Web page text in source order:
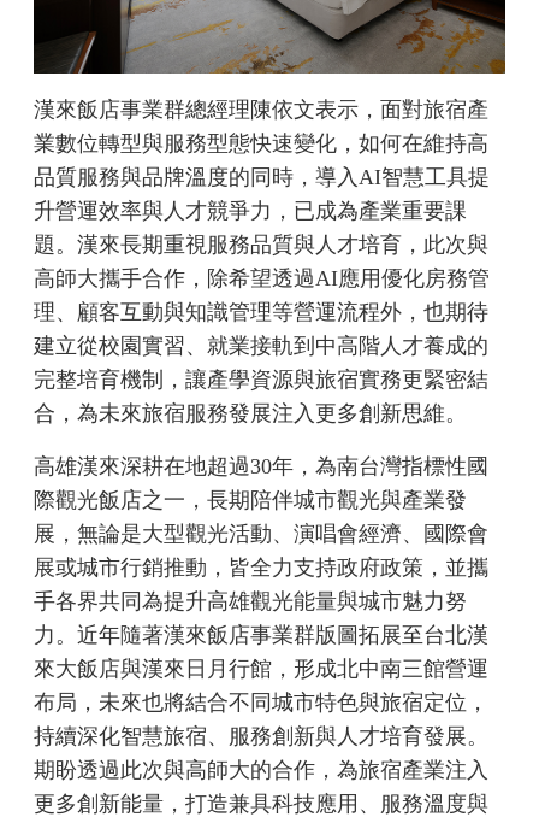
漢來飯店事業群總經理陳依文表示，面對旅宿產
業數位轉型與服務型態快速變化，如何在維持高
品質服務與品牌溫度的同時，導入AI智慧工具提
升營運效率與人才競爭力，已成為產業重要課
題。漢來長期重視服務品質與人才培育，此次與
高師大攜手合作，除希望透過AI應用優化房務管
理、顧客互動與知識管理等營運流程外，也期待
建立從校園實習、就業接軌到中高階人才養成的
完整培育機制，讓產學資源與旅宿實務更緊密結
合，為未來旅宿服務發展注入更多創新思維。
高雄漢來深耕在地超過30年，為南台灣指標性國
際觀光飯店之一，長期陪伴城市觀光與產業發
展，無論是大型觀光活動、演唱會經濟、國際會
展或城市行銷推動，皆全力支持政府政策，並攜
手各界共同為提升高雄觀光能量與城市魅力努
力。近年隨著漢來飯店事業群版圖拓展至台北漢
來大飯店與漢來日月行館，形成北中南三館營運
布局，未來也將結合不同城市特色與旅宿定位，
持續深化智慧旅宿、服務創新與人才培育發展。
期盼透過此次與高師大的合作，為旅宿產業注入
更多創新能量，打造兼具科技應用、服務溫度與